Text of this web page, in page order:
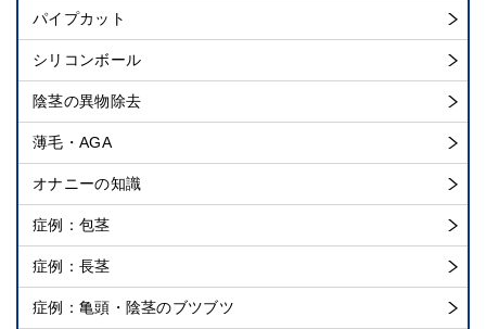
パイプカット
シリコンボール
陰茎の異物除去
薄毛・AGA
オナニーの知識
症例：包茎
症例：長茎
症例：亀頭・陰茎のブツブツ